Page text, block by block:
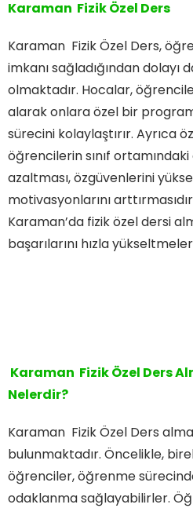
Karaman Fizik Özel Ders
Karaman Fizik Özel Ders,
imkanı sağladığından dolayı
olmaktadır. Hocalar,
alarak onlara özel bir
sürecini kolaylaştırır. Ayrıca
öğrencilerin sınıf ortamındaki
azaltması, özgüvenlerini
motivasyonlarını
Karaman’da fizik özel dersi
başarılarını hızla
Karaman Fizik Özel Ders
Nelerdir?
Karaman Fizik Özel Ders
bulunmaktadır. Öncelikle,
öğrenciler, öğrenme
odaklanma sağlayabilirler.